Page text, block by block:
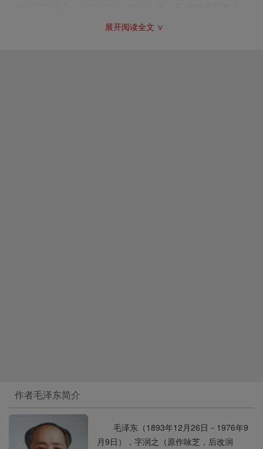
而以身殉志的英勇无畏的形象。
展开阅读全文 ∨
作者毛泽东简介
毛泽东（1893年12月26日－1976年9
月9日），字润之（原作咏芝，后改润